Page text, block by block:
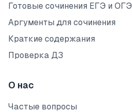
Готовые сочинения ЕГЭ и ОГЭ
Аргументы для сочинения
Краткие содержания
Проверка ДЗ
О нас
Частые вопросы